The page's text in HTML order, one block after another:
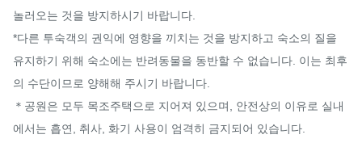
놀러오는 것을 방지하시기 바랍니다.
*다른 투숙객의 권익에 영향을 끼치는 것을 방지하고 숙소의 질을
유지하기 위해 숙소에는 반려동물을 동반할 수 없습니다. 이는 최후
의 수단이므로 양해해 주시기 바랍니다.
＊공원은 모두 목조주택으로 지어져 있으며, 안전상의 이유로 실내
에서는 흡연, 취사, 화기 사용이 엄격히 금지되어 있습니다.